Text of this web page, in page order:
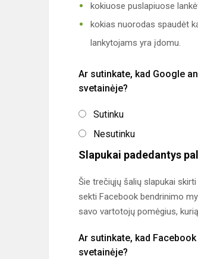
kokiuose puslapiuose
kokias nuorodas spaudėt
lankytojams yra įdomu.
Ar sutinkate, kad Google
svetainėje?
Sutinku
Nesutinku
Slapukai padedantys
Šie trečiųjų šalių slapukai
sekti Facebook bendrinimo
savo vartotojų pomėgius,
Ar sutinkate, kad
svetainėje?